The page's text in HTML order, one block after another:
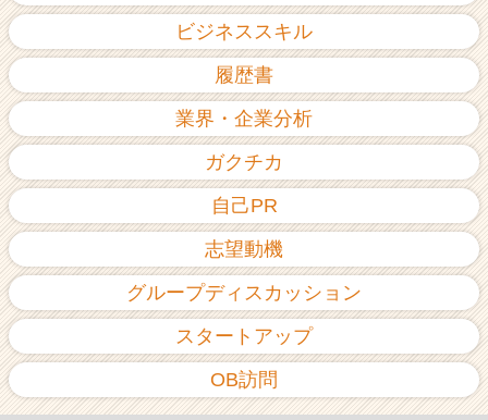
ビジネススキル
履歴書
業界・企業分析
ガクチカ
自己PR
志望動機
グループディスカッション
スタートアップ
OB訪問